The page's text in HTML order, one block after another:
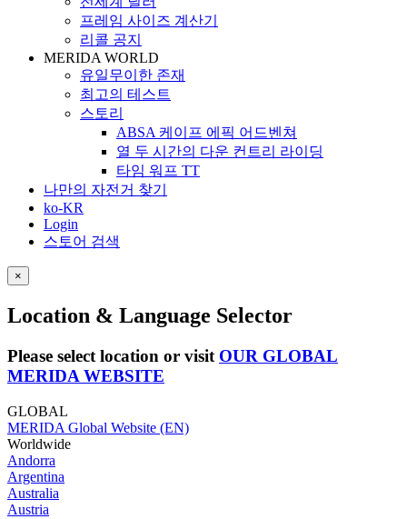
프레임 사이즈 계산기
리콜 공지
MERIDA WORLD
유일무이한 존재
최고의 테스트
스토리
ABSA 케이프 에픽 어드벤쳐
열 두 시간의 다운 컨트리 라이딩
타임 워프 TT
나만의 자전거 찾기
ko-KR
Login
스토어 검색
×
Location & Language Selector
Please select location or visit OUR GLOBAL
MERIDA WEBSITE
GLOBAL
MERIDA Global Website (EN)
Worldwide
Andorra
Argentina
Australia
Austria